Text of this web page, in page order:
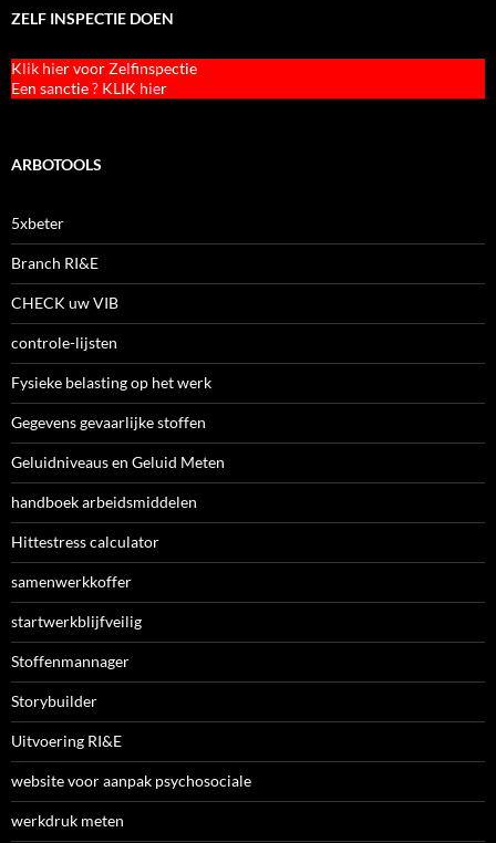
ZELF INSPECTIE DOEN
Klik hier voor Zelfinspectie
Een sanctie ? KLIK hier
ARBOTOOLS
5xbeter
Branch RI&E
CHECK uw VIB
controle-lijsten
Fysieke belasting op het werk
Gegevens gevaarlijke stoffen
Geluidniveaus en Geluid Meten
handboek arbeidsmiddelen
Hittestress calculator
samenwerkkoffer
startwerkblijfveilig
Stoffenmannager
Storybuilder
Uitvoering RI&E
website voor aanpak psychosociale
werkdruk meten